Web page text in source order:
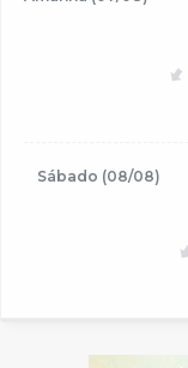
Sábado (08/08)